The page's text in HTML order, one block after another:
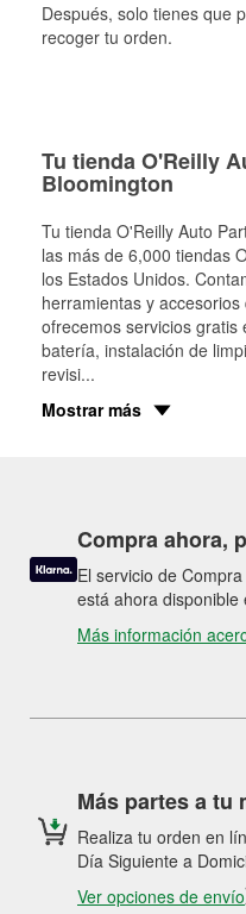
Después, solo tienes que
recoger tu orden.
Tu tienda O'Reilly
Bloomington
Tu tienda O'Reilly Auto
las más de 6,000 tiendas
los Estados Unidos.
herramientas y
ofrecemos servicios
batería, instalación de
revisi...
Mostrar más
Compra ahora,
El servicio de
está ahora disponible
Más información
Más partes a tu
Realiza tu orden en
Día Siguiente a
Ver opciones de envío